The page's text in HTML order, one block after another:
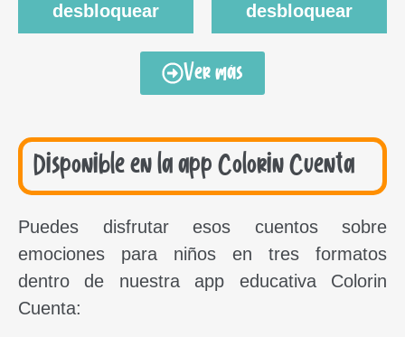
desbloquear
desbloquear
Ver más
Disponible en la app Colorin Cuenta
Puedes disfrutar esos cuentos sobre
emociones para niños en tres formatos
dentro de nuestra app educativa Colorin
Cuenta: